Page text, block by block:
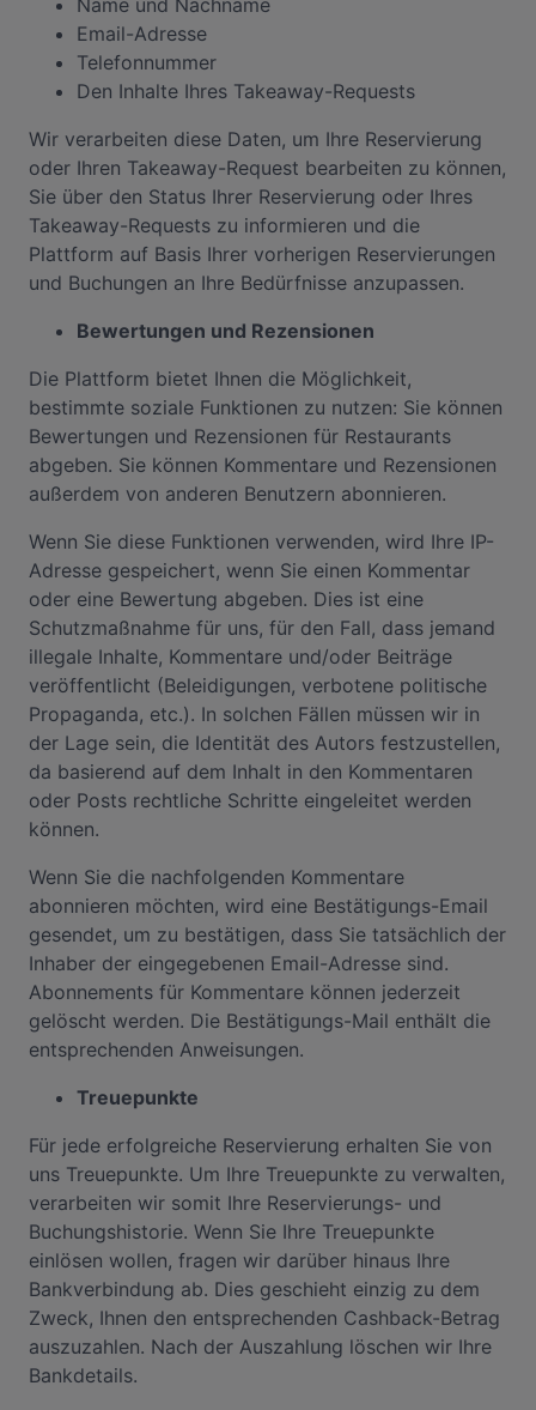
Name und Nachname
Email-Adresse
Telefonnummer
Den Inhalte Ihres Takeaway-Requests
Wir verarbeiten diese Daten, um Ihre Reservierung
oder Ihren Takeaway-Request bearbeiten zu können,
Sie über den Status Ihrer Reservierung oder Ihres
Takeaway-Requests zu informieren und die
Plattform auf Basis Ihrer vorherigen Reservierungen
und Buchungen an Ihre Bedürfnisse anzupassen.
Bewertungen und Rezensionen
Die Plattform bietet Ihnen die Möglichkeit,
bestimmte soziale Funktionen zu nutzen: Sie können
Bewertungen und Rezensionen für Restaurants
abgeben. Sie können Kommentare und Rezensionen
außerdem von anderen Benutzern abonnieren.
Wenn Sie diese Funktionen verwenden, wird Ihre IP-
Adresse gespeichert, wenn Sie einen Kommentar
oder eine Bewertung abgeben. Dies ist eine
Schutzmaßnahme für uns, für den Fall, dass jemand
illegale Inhalte, Kommentare und/oder Beiträge
veröffentlicht (Beleidigungen, verbotene politische
Propaganda, etc.). In solchen Fällen müssen wir in
der Lage sein, die Identität des Autors festzustellen,
da basierend auf dem Inhalt in den Kommentaren
oder Posts rechtliche Schritte eingeleitet werden
können.
Wenn Sie die nachfolgenden Kommentare
abonnieren möchten, wird eine Bestätigungs-Email
gesendet, um zu bestätigen, dass Sie tatsächlich der
Inhaber der eingegebenen Email-Adresse sind.
Abonnements für Kommentare können jederzeit
gelöscht werden. Die Bestätigungs-Mail enthält die
entsprechenden Anweisungen.
Treuepunkte
Für jede erfolgreiche Reservierung erhalten Sie von
uns Treuepunkte. Um Ihre Treuepunkte zu verwalten,
verarbeiten wir somit Ihre Reservierungs- und
Buchungshistorie. Wenn Sie Ihre Treuepunkte
einlösen wollen, fragen wir darüber hinaus Ihre
Bankverbindung ab. Dies geschieht einzig zu dem
Zweck, Ihnen den entsprechenden Cashback-Betrag
auszuzahlen. Nach der Auszahlung löschen wir Ihre
Bankdetails.